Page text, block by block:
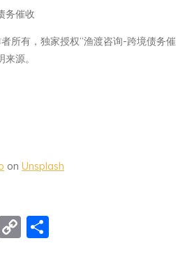
务催收
所有，独家授权“渔渡咨询-跨境债务催
源。
onUnsplash
C